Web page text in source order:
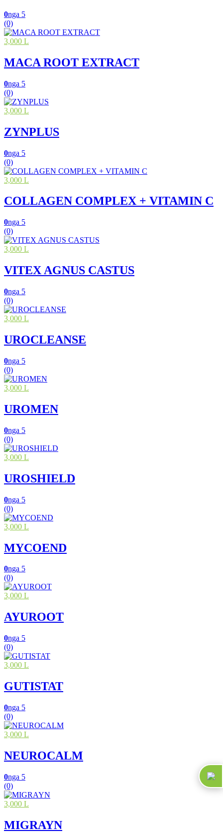
0nga 5
(0)
3,000 L
MACA ROOT EXTRACT
0nga 5
(0)
3,000 L
ZYNPLUS
0nga 5
(0)
3,000 L
COLLAGEN COMPLEX + VITAMIN C
0nga 5
(0)
3,000 L
VITEX AGNUS CASTUS
0nga 5
(0)
3,000 L
UROCLEANSE
0nga 5
(0)
3,000 L
UROMEN
0nga 5
(0)
3,000 L
UROSHIELD
0nga 5
(0)
3,000 L
MYCOEND
0nga 5
(0)
3,000 L
AYUROOT
0nga 5
(0)
3,000 L
GUTISTAT
0nga 5
(0)
3,000 L
NEUROCALM
0nga 5
(0)
3,000 L
MIGRAYN